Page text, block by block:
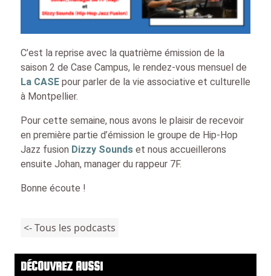
C’est la reprise avec la quatrième émission de la
saison 2 de Case Campus, le rendez-vous mensuel de
La CASE pour parler de la vie associative et culturelle
à Montpellier.
Pour cette semaine, nous avons le plaisir de recevoir
en première partie d’émission le groupe de Hip-Hop
Jazz fusion Dizzy Sounds et nous accueillerons
ensuite Johan, manager du rappeur 7F.
Bonne écoute !
<- Tous les podcasts
DÉCOUVREZ AUSSI